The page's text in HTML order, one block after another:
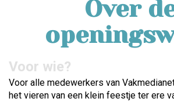
Over
Voor wie?
Voor alle medewerkers van
het vieren van een klein feestje ter ere